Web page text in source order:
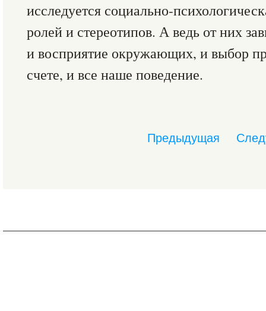
исследуется социально-
ролей и стереотипов. А ведь от них
и восприятие окружающих, и выбор
счете, и все наше поведение.
Предыдущая